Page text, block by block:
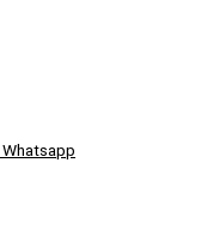
Whatsapp